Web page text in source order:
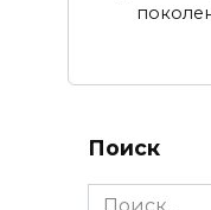
Поиск
Search